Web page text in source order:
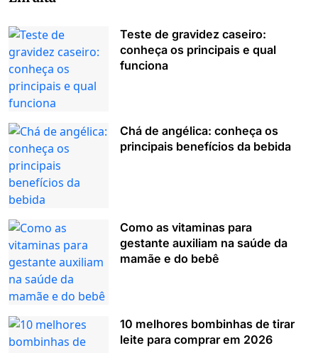
Teste de gravidez caseiro:
conheça os principais e qual
funciona
Chá de angélica: conheça os
principais benefícios da bebida
Como as vitaminas para
gestante auxiliam na saúde da
mamãe e do bebê
10 melhores bombinhas de tirar
leite para comprar em 2026